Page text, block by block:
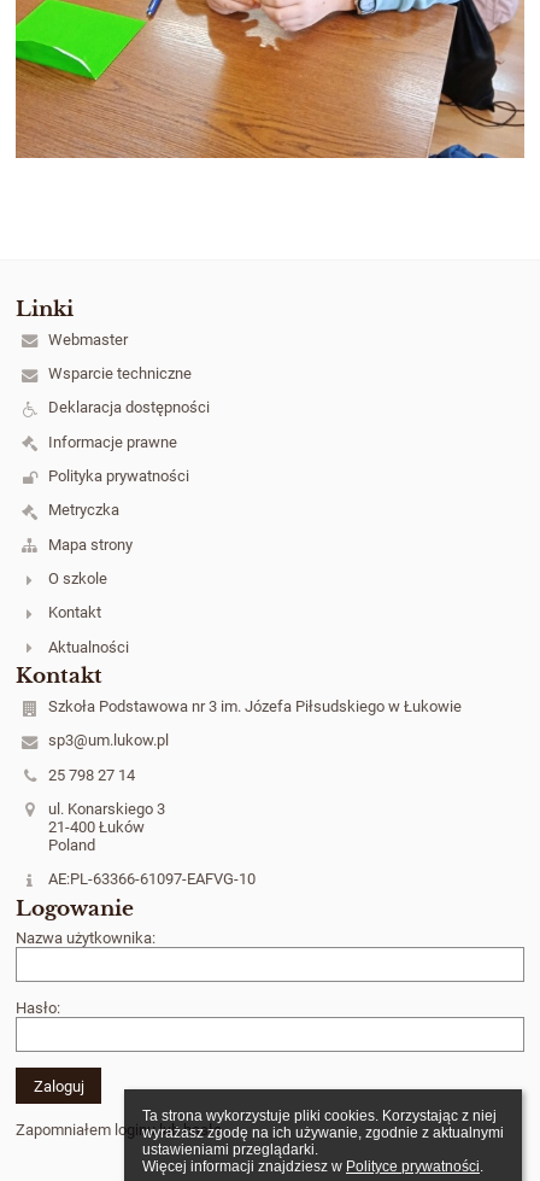
Ta strona wykorzystuje pliki cookies. Korzystając z niej
wyrażasz zgodę na ich używanie, zgodnie z aktualnymi
ustawieniami przeglądarki.
Więcej informacji znajdziesz w Polityce prywatności.
Linki
Webmaster
Wsparcie techniczne
Deklaracja dostępności
Informacje prawne
Polityka prywatności
Metryczka
Mapa strony
O szkole
Kontakt
Aktualności
Kontakt
Szkoła Podstawowa nr 3 im. Józefa Piłsudskiego w Łukowie
sp3@um.lukow.pl
25 798 27 14
ul. Konarskiego 3
21-400 Łuków
Poland
AE:PL-63366-61097-EAFVG-10
Logowanie
Nazwa użytkownika:
Hasło:
Zapomniałem loginu lub hasła